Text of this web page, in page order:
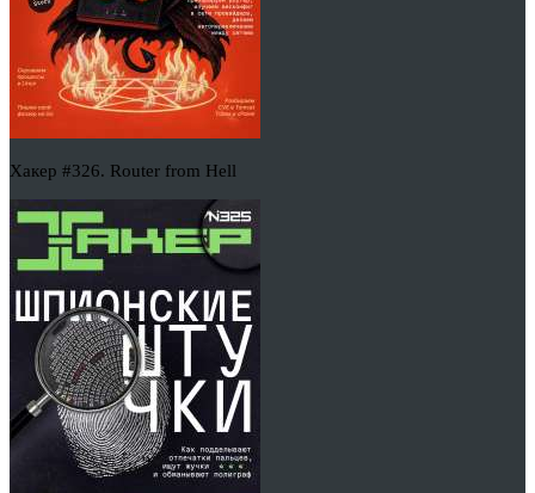
Хакер #326. Router from Hell